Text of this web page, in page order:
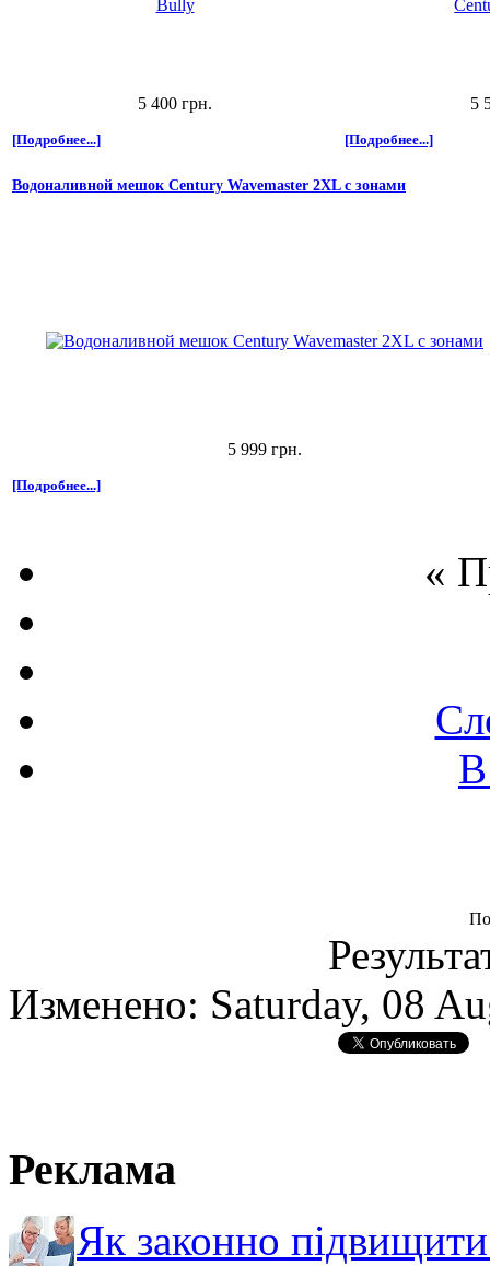
5 400 грн.
[Подробнее...]
5
[Подробнее...]
Водоналивной мешок Century Wavemaster 2XL с зонами
5 999 грн.
[Подробнее...]
«
Изменено: Saturday, 08
Реклама
Як законно підвищити